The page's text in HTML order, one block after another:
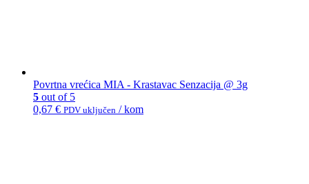
Povrtna vrećica MIA - Krastavac Senzacija @ 3g
5 out of 5
0,67 € PDV uključen / kom